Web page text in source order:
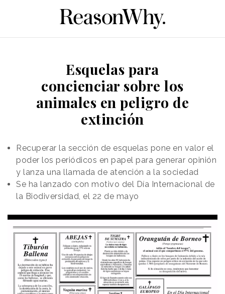
Esquelas para
concienciar sobre los
animales en peligro de
extinción
Recuperar la sección de esquelas pone en valor el
poder los periódicos en papel para generar opinión
y lanza una llamada de atención a la sociedad
Se ha lanzado con motivo del Día Internacional de
la Biodiversidad, el 22 de mayo